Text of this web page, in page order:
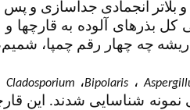
بلاتر انجمادی جداسازی و
بذرهای آلوده به قارچها و
ریشه­ چه چهار رقم چمپا،
، Bipolaris، Cladosporium
شناسایی شدند. این